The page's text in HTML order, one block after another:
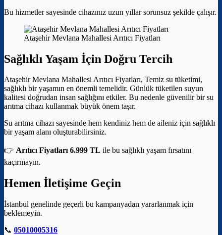
Bu hizmetler sayesinde cihazınız uzun yıllar sorunsuz şekilde çalışır.
Ataşehir Mevlana Mahallesi Arıtıcı Fiyatları
Sağlıklı Yaşam İçin Doğru Tercih
Ataşehir Mevlana Mahallesi Arıtıcı Fiyatları, Temiz su tüketimi,
sağlıklı bir yaşamın en önemli temelidir. Günlük tüketilen suyun
kalitesi doğrudan insan sağlığını etkiler. Bu nedenle güvenilir bir su
arıtma cihazı kullanmak büyük önem taşır.
Su arıtma cihazı sayesinde hem kendiniz hem de aileniz için sağlıklı
bir yaşam alanı oluşturabilirsiniz.
👉 Arıtıcı Fiyatları 6.999 TL ile bu sağlıklı yaşam fırsatını
kaçırmayın.
Hemen İletişime Geçin
İstanbul genelinde geçerli bu kampanyadan yararlanmak için
beklemeyin.
📞 05010005316